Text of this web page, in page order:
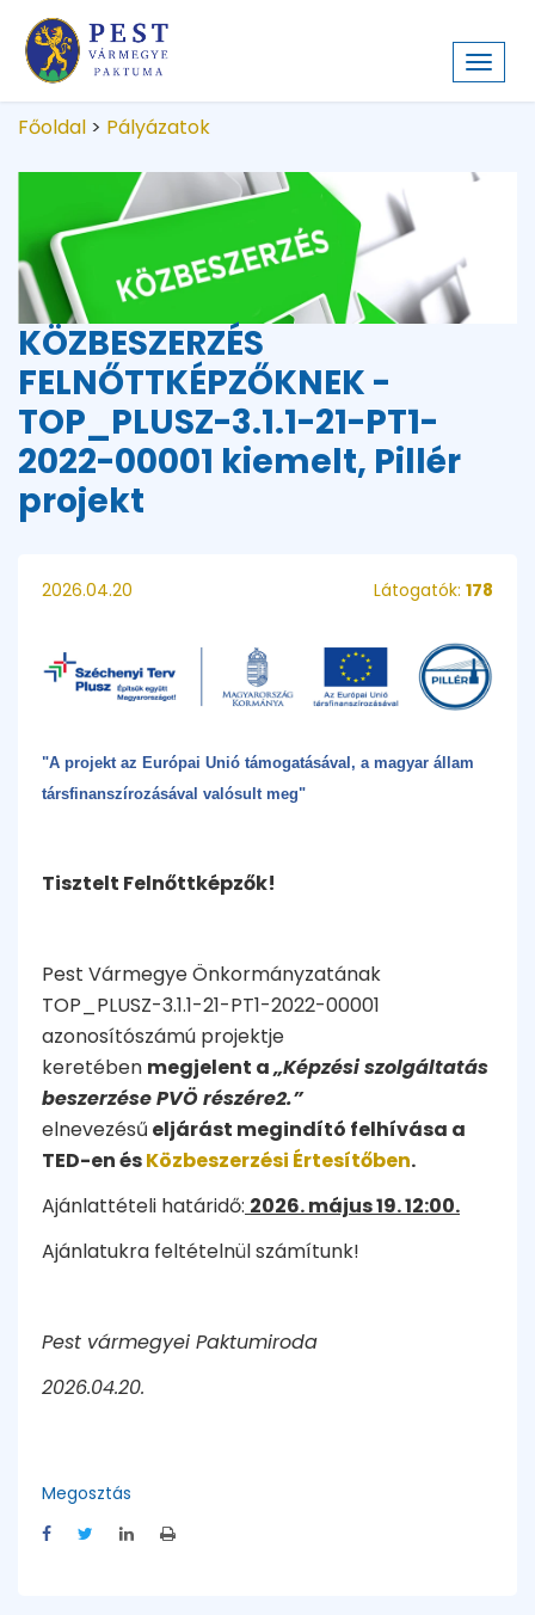
Főoldal > Pályázatok
KÖZBESZERZÉS
FELNŐTTKÉPZŐKNEK -
TOP_PLUSZ-3.1.1-21-PT1-
2022-00001 kiemelt, Pillér
projekt
2026.04.20 Látogatók: 178
"A projekt az Európai Unió támogatásával, a magyar állam
társfinanszírozásával valósult meg"
Tisztelt Felnőttképzők!
Pest Vármegye Önkormányzatának
TOP_PLUSZ-3.1.1-21-PT1-2022-00001
azonosítószámú projektje
keretében megjelent a„Képzési szolgáltatás
beszerzése PVÖ részére2.”
elnevezésű eljárást megindító felhívása a
TED-en ésKözbeszerzési Értesítőben.
Ajánlattételi határidő: 2026. május 19. 12:00.
Ajánlatukra feltételnül számítunk!
Pest vármegyei Paktumiroda
2026.04.20.
Megosztás